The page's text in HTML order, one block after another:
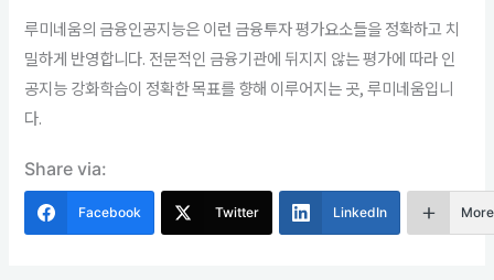
루미네움의 금융인공지능은 이런 금융투자 평가요소들을 정확하고 치
밀하게 반영합니다. 전문적인 금융기관에 뒤지지 않는 평가에 따라 인
공지능 강화학습이 정확한 목표를 향해 이루어지는 곳, 루미네움입니
다.
Share via:
Facebook Twitter LinkedIn More